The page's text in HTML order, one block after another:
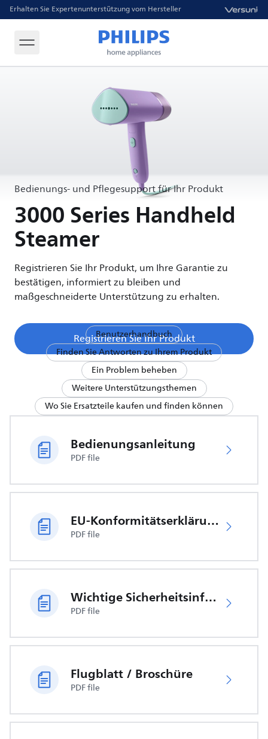
Erhalten Sie Expertenunterstützung vom Hersteller
Bedienungs- und Pflegesupport für Ihr Produkt
3000 Series Handheld
Steamer
Registrieren Sie Ihr Produkt, um Ihre Garantie zu
bestätigen, informiert zu bleiben und
maßgeschneiderte Unterstützung zu erhalten.
Registrieren Sie Ihr Produkt
Benutzerhandbuch
Finden Sie Antworten zu Ihrem Produkt
Ein Problem beheben
Weitere Unterstützungsthemen
Wo Sie Ersatzteile kaufen und finden können
Bedienungsanleitung
PDF file
EU-Konformitätserklärung
PDF file
Wichtige Sicherheitsinformationen
PDF file
Flugblatt / Broschüre
PDF file